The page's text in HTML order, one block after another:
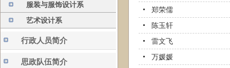
服装与服饰设计系
艺术设计系
行政人员简介
思政队伍简介
郑荣儒
陈玉轩
雷文飞
万媛媛